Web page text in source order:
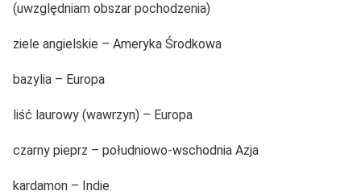
(uwzględniam obszar pochodzenia)
ziele angielskie – Ameryka Środkowa
bazylia – Europa
liść laurowy (wawrzyn) – Europa
czarny pieprz – południowo-wschodnia Azja
kardamon – Indie